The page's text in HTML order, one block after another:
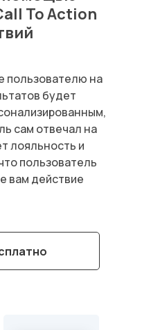
пользователю на
будет
сам отвечал на
лояльность и
пользователь
вам действие
To Action